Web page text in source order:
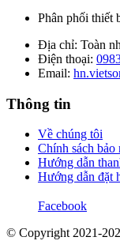
Phân phối thiết
Địa chỉ: Toàn
Điện thoại:
Email:
Thông tin
Về chúng tôi
Chính sách bảo
Hướng dẫn
Hướng dẫn đặt
Facebook
© Copyright 2021-